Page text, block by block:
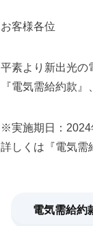
お客様各位
平素より新出光の
『電気需給約款
※実施期日：2024
詳しくは『電気需
電気需給約